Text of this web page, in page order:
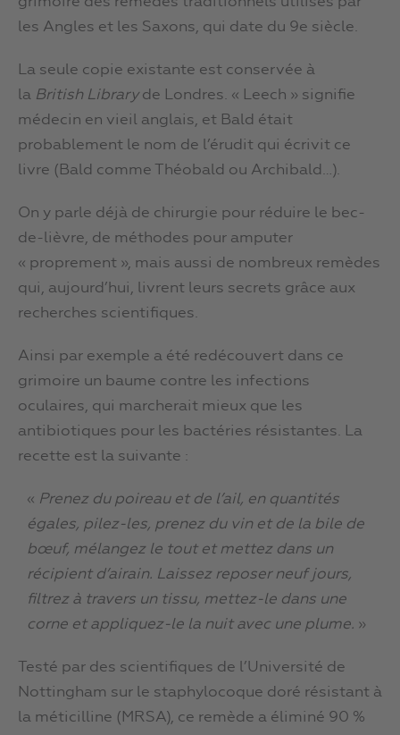
les Angles et les Saxons, qui date du 9e siècle.
La seule copie existante est conservée à
la British Libraryde Londres. « Leech » signifie
médecin en vieil anglais, et Bald était
probablement le nom de l’érudit qui écrivit ce
livre (Bald comme Théobald ou Archibald…).
On y parle déjà de chirurgie pour réduire le bec-
de-lièvre, de méthodes pour amputer
« proprement », mais aussi de nombreux remèdes
qui, aujourd’hui, livrent leurs secrets grâce aux
recherches scientifiques.
Ainsi par exemple a été redécouvert dans ce
grimoire un baume contre les infections
oculaires, qui marcherait mieux que les
antibiotiques pour les bactéries résistantes. La
recette est la suivante :
« Prenez du poireau et de l’ail, en quantités
égales, pilez-les, prenez du vin et de la bile de
bœuf, mélangez le tout et mettez dans un
récipient d’airain. Laissez reposer neuf jours,
filtrez à travers un tissu, mettez-le dans une
corne et appliquez-le la nuit avec une plume. »
Testé par des scientifiques de l’Université de
Nottingham sur le staphylocoque doré résistant à
la méticilline (MRSA), ce remède a éliminé 90 %